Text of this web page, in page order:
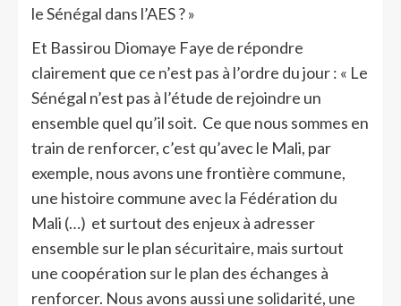
le Sénégal dans l’AES ? »
Et Bassirou Diomaye Faye de répondre
clairement que ce n’est pas à l’ordre du jour : « Le
Sénégal n’est pas à l’étude de rejoindre un
ensemble quel qu’il soit. Ce que nous sommes en
train de renforcer, c’est qu’avec le Mali, par
exemple, nous avons une frontière commune,
une histoire commune avec la Fédération du
Mali (…) et surtout des enjeux à adresser
ensemble sur le plan sécuritaire, mais surtout
une coopération sur le plan des échanges à
renforcer. Nous avons aussi une solidarité, une